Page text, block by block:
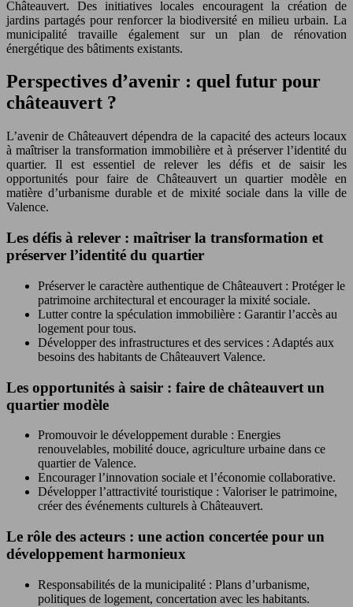
Châteauvert. Des initiatives locales encouragent la création de
jardins partagés pour renforcer la biodiversité en milieu urbain. La
municipalité travaille également sur un plan de rénovation
énergétique des bâtiments existants.
Perspectives d’avenir : quel futur pour
châteauvert ?
L’avenir de Châteauvert dépendra de la capacité des acteurs locaux
à maîtriser la transformation immobilière et à préserver l’identité du
quartier. Il est essentiel de relever les défis et de saisir les
opportunités pour faire de Châteauvert un quartier modèle en
matière d’urbanisme durable et de mixité sociale dans la ville de
Valence.
Les défis à relever : maîtriser la transformation et
préserver l’identité du quartier
Préserver le caractère authentique de Châteauvert : Protéger le
patrimoine architectural et encourager la mixité sociale.
Lutter contre la spéculation immobilière : Garantir l’accès au
logement pour tous.
Développer des infrastructures et des services : Adaptés aux
besoins des habitants de Châteauvert Valence.
Les opportunités à saisir : faire de châteauvert un
quartier modèle
Promouvoir le développement durable : Energies
renouvelables, mobilité douce, agriculture urbaine dans ce
quartier de Valence.
Encourager l’innovation sociale et l’économie collaborative.
Développer l’attractivité touristique : Valoriser le patrimoine,
créer des événements culturels à Châteauvert.
Le rôle des acteurs : une action concertée pour un
développement harmonieux
Responsabilités de la municipalité : Plans d’urbanisme,
politiques de logement, concertation avec les habitants.